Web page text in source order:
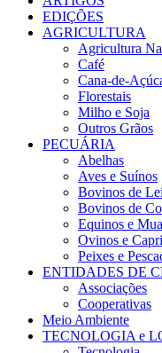
EDIÇÕES
AGRICULTURA
Agricultura
Café
Cana-de-
Florestais
Milho e Soja
Outros Grãos
PECUÁRIA
Abelhas
Aves e Suínos
Bovinos de
Bovinos de
Equinos e
Ovinos e
Peixes e
ENTIDADES DE
Associações
Cooperativas
Meio Ambiente
TECNOLOGIA e